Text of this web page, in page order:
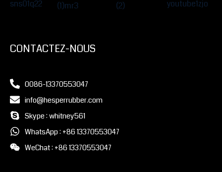
CONTACTEZ-NOUS
0086-13370553047
info@hesperrubber.com
Skype : whitney561
WhatsApp : +86 13370553047
WeChat : +86 13370553047